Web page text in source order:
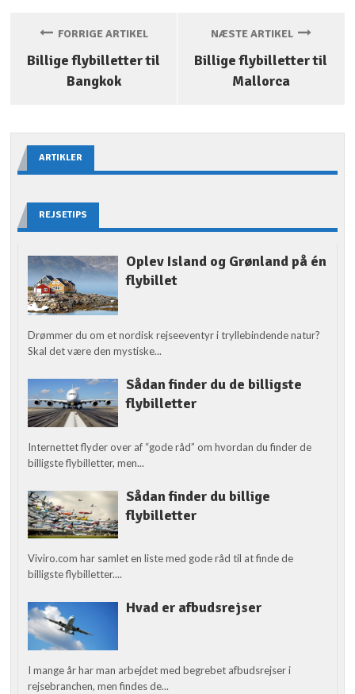
FORRIGE ARTIKEL
Billige flybilletter til
Bangkok
NÆSTE ARTIKEL
Billige flybilletter til
Mallorca
ARTIKLER
REJSETIPS
Oplev Island og Grønland på én
flybillet
Drømmer du om et nordisk rejseeventyr i tryllebindende natur?
Skal det være den mystiske...
Sådan finder du de billigste
flybilletter
Internettet flyder over af “gode råd” om hvordan du finder de
billigste flybilletter, men...
Sådan finder du billige
flybilletter
Viviro.com har samlet en liste med gode råd til at finde de
billigste flybilletter....
Hvad er afbudsrejser
I mange år har man arbejdet med begrebet afbudsrejser i
rejsebranchen, men findes de...